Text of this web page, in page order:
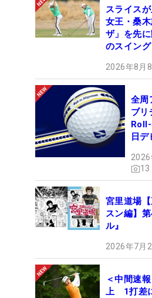
スライス
女王・桑
ザ」を先
のスイング
2026年8月
全周
ブリ
日
13
宮里道場
スン編】
ル』
2026年7月
＜中間速
上 1打差